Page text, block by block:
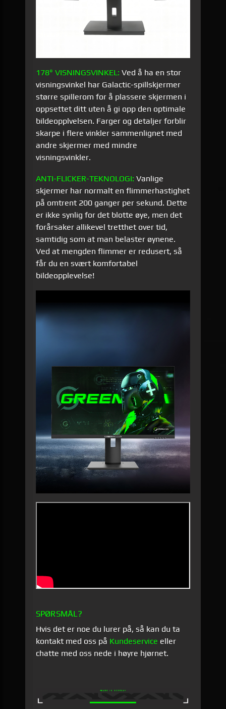
178° VISNINGSVINKEL: Ved å ha en stor
visningsvinkel har Galactic-spillskjermer
større spillerom for å plassere skjermen i
oppsettet ditt uten å gi opp den optimale
bildeopplvelsen. Farger og detaljer forblir
skarpe i flere vinkler sammenlignet med
andre skjermer med mindre
visningsvinkler.
ANTI-FLICKER-TEKNOLOGI: Vanlige
skjermer har normalt en flimmerhastighet
på omtrent 200 ganger per sekund. Dette
er ikke synlig for det blotte øye, men det
forårsaker allikevel tretthet over tid,
samtidig som at man belaster øynene.
Ved at mengden flimmer er redusert, så
får du en svært komfortabel
bildeopplevelse!
SPØRSMÅL?
Hvis det er noe du lurer på, så kan du ta
kontakt med oss på Kundeservice eller
chatte med oss nede i høyre hjørnet.